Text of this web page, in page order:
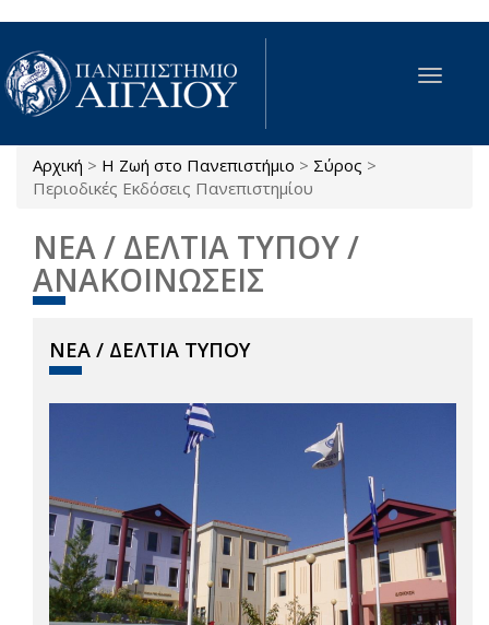
Παράκαμψη προς το κυρίως περιεχόμενο
Toggle
Είστε εδώ
Αρχική > Η Ζωή στο Πανεπιστήμιο > Σύρος >
Περιοδικές Εκδόσεις Πανεπιστημίου
ΝΕΑ / ΔΕΛΤΙΑ ΤΥΠΟΥ /
ΑΝΑΚΟΙΝΩΣΕΙΣ
ΝΕΑ / ΔΕΛΤΙΑ ΤΥΠΟΥ